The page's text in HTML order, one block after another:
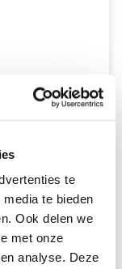
te
te bieden
Ook delen we
met onze
analyse. Deze